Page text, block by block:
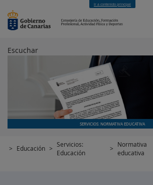
Ir a contenido principal
EDUCACIÓN
FORMACIÓN
CUALIFICACIONES PROFESIONALES
[INTRANET]
Escuchar
SERVICIOS: NORMATIVA EDUCATIVA
> Educación > Servicios:
Educación
>
Normativa
educativa